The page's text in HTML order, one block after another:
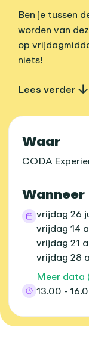
Ben je tussen
worden van
op
niets!
Lees verder
Waar
CODA
Wanneer
vrijdag 26
vrijdag 14
vrijdag 21
vrijdag 28
Meer data
13.00 -